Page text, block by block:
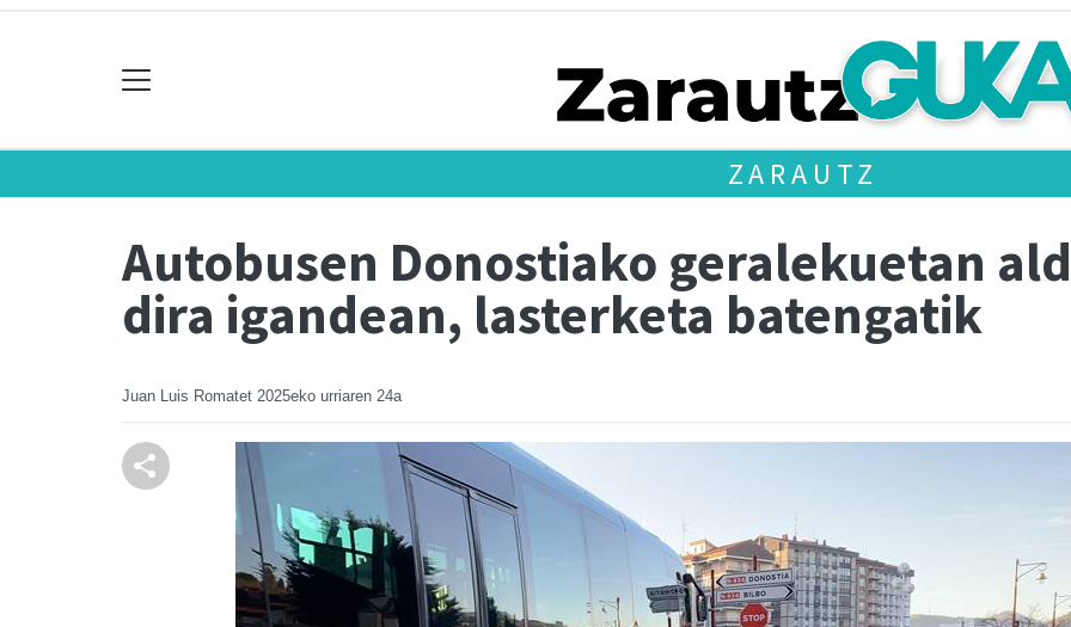
ZARAUTZ
Autobusen Donostiako geralekuetan
dira igandean, lasterketa batengatik
Juan Luis Romatet 2025eko urriaren 24a